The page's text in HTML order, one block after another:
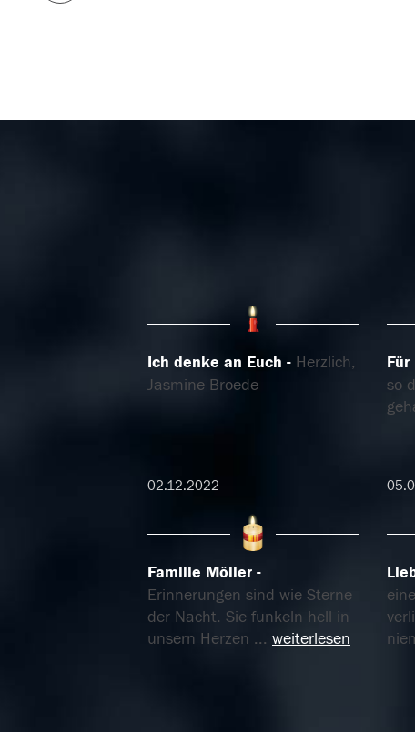
Ich denke an Euch
Herzlich,
Jasmine Broede
02.12.2022
so
Familie Möller
Erinnerungen sind wie Sterne
der Nacht. Sie funkeln hell in
unsern Herzen ... weiterlesen